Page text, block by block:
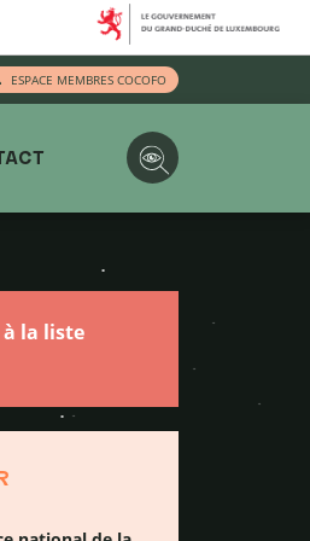
ESPACE MEMBRES COCOFO
la liste